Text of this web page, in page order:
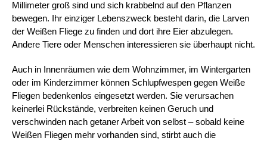
Millimeter groß sind und sich krabbelnd auf den Pflanzen
bewegen. Ihr einziger Lebenszweck besteht darin, die Larven
der Weißen Fliege zu finden und dort ihre Eier abzulegen.
Andere Tiere oder Menschen interessieren sie überhaupt nicht.
Auch in Innenräumen wie dem Wohnzimmer, im Wintergarten
oder im Kinderzimmer können Schlupfwespen gegen Weiße
Fliegen bedenkenlos eingesetzt werden. Sie verursachen
keinerlei Rückstände, verbreiten keinen Geruch und
verschwinden nach getaner Arbeit von selbst – sobald keine
Weißen Fliegen mehr vorhanden sind, stirbt auch die